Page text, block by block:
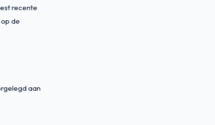
recente
de
aan